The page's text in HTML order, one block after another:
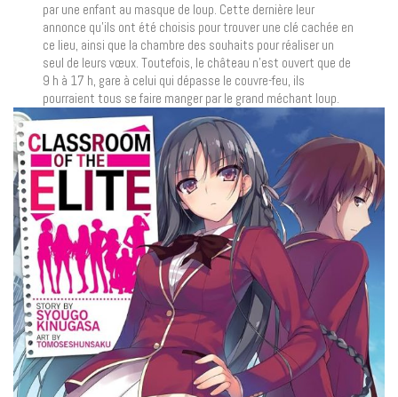
par une enfant au masque de loup. Cette dernière leur
annonce qu’ils ont été choisis pour trouver une clé cachée en
ce lieu, ainsi que la chambre des souhaits pour réaliser un
seul de leurs vœux. Toutefois, le château n’est ouvert que de
9 h à 17 h, gare à celui qui dépasse le couvre-feu, ils
pourraient tous se faire manger par le grand méchant loup.